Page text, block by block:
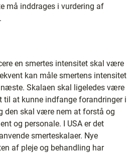
må inddrages i vurdering af
en smertes intensitet skal være
kan måle smertens intensitet
Skalaen skal ligeledes være
at kunne indfange forandringer i
den skal være nem at forstå og
og personale. I USA er det
smerteskalaer. Nye
af pleje og behandling har